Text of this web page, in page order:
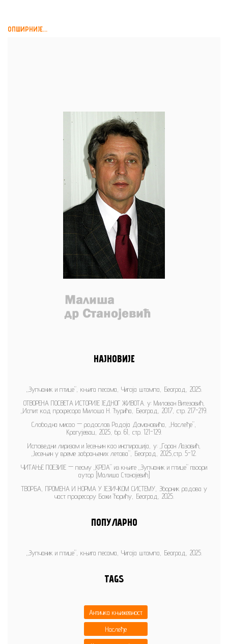
ОПШИРНИЈЕ...
НАЈНОВИЈЕ
„Зупчаник и птице”, књига песама, Чигоја штампа, Београд, 2025.
ОТВОРЕНА ПОСВЕТА ИСТОРИЈЕ ЈЕДНОГ ЖИВОТА. у: Милован Витезовић,
„Испит код професора Милоша Н. Ђурића, Београд, 2017, стр. 217-219.
Слободна мисао — родослов Радоја Домановића, „Наслеђе”,
Крагујевац, 2025, бр. 61, стр. 121-129.
Исповедни лиризам и Јесењин као инспирација, у: „Горан Лазовић,
„Јесењин у време забрањених летова”, Београд, 2025,стр. 5-12.
ЧИТАЊЕ ПОЕЗИЈЕ — песму „КРЕЈА” из књиге „Зупчаник и птице” гвоори
аутор [Малиша Станојевић]
ТВОРБА, ПРОМЕНА И НОРМА У ЈЕЗИЧКОМ СИСТЕМУ, Зборник радова у
част професору Божи Ћорићу, Београд, 2025.
ПОПУЛАРНО
„Зупчаник и птице”, књига песама, Чигоја штампа, Београд, 2025.
TAGS
Античка књижевност
Наслеђе